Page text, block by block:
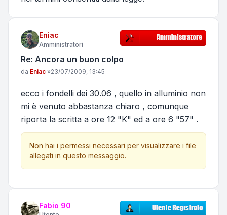
Eniac
Amministratori
Re: Ancora un buon colpo
Messaggio
da Eniac »23/07/2009, 13:45
ecco i fondelli dei 30.06 , quello in alluminio non
mi è venuto abbastanza chiaro , comunque
riporta la scritta a ore 12 "K" ed a ore 6 "57" .
Non hai i permessi necessari per visualizzare i file
allegati in questo messaggio.
Fabio 90